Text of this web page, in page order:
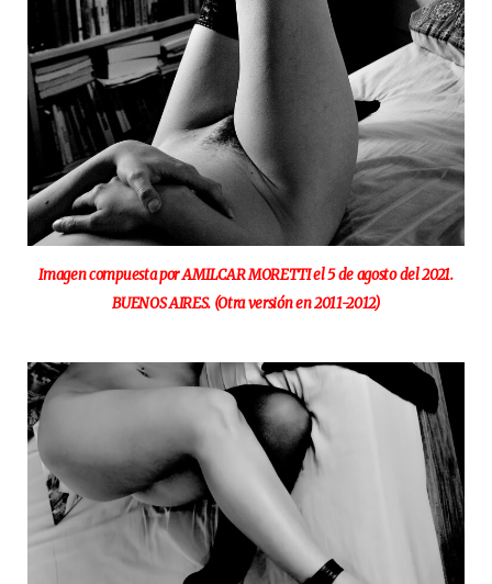
Imagen compuesta por AMILCAR MORETTI el 5 de agosto del 2021.
BUENOS AIRES. (Otra versión en 2011-2012)